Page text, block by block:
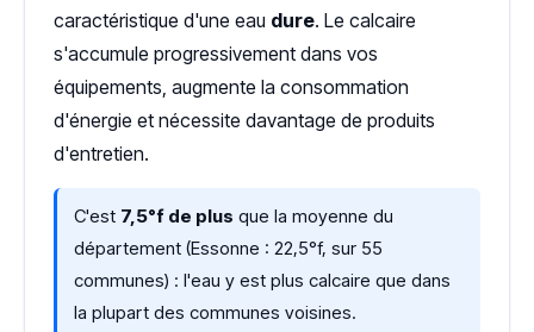
caractéristique d'une eau dure. Le calcaire
s'accumule progressivement dans vos
équipements, augmente la consommation
d'énergie et nécessite davantage de produits
d'entretien.
C'est 7,5°f de plus que la moyenne du
département (Essonne : 22,5°f, sur 55
communes) : l'eau y est plus calcaire que dans
la plupart des communes voisines.